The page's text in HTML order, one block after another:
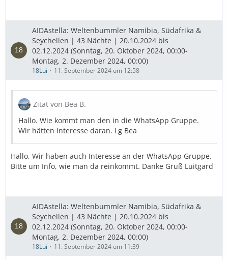
AIDAstella: Weltenbummler Namibia, Südafrika &
Seychellen | 43 Nächte | 20.10.2024 bis
02.12.2024 (Sonntag, 20. Oktober 2024, 00:00-
Montag, 2. Dezember 2024, 00:00)
18Lui 11. September 2024 um 12:58
Zitat von Bea B.
Hallo. Wie kommt man den in die WhatsApp Gruppe.
Wir hätten Interesse daran. Lg Bea
Hallo, Wir haben auch Interesse an der WhatsApp Gruppe.
Bitte um Info, wie man da reinkommt. Danke Gruß Luitgard
AIDAstella: Weltenbummler Namibia, Südafrika &
Seychellen | 43 Nächte | 20.10.2024 bis
02.12.2024 (Sonntag, 20. Oktober 2024, 00:00-
Montag, 2. Dezember 2024, 00:00)
18Lui 11. September 2024 um 11:39